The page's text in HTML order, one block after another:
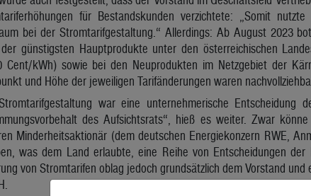
für Bestandskunden verzichtete: „Somit
bei der Stromtarifgestaltung.“ Allerdings: Ab August 2023
günstigsten Hauptprodukte unter den österreichischen
Cent/kWh) sowie bei den Neuprodukten im Netzgebiet der
und Höhe der jeweiligen Tarifänderungen waren
Stromtarifgestaltung war eine unternehmerische
des Aufsichtsrats“, hieß es weiter. Zwar
Minderheitsaktionär (dem deutschen Energiekonzern RWE,
was dem Land erlaubte, eine Reihe von Entscheidungen
von Stromtarifen oblag jedoch grundsätzlich dem Vorstand